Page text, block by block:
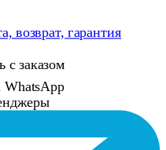
возврат, гарантия
заказом
WhatsApp